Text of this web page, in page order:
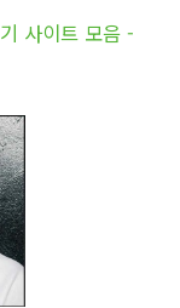
사이트 모음 -